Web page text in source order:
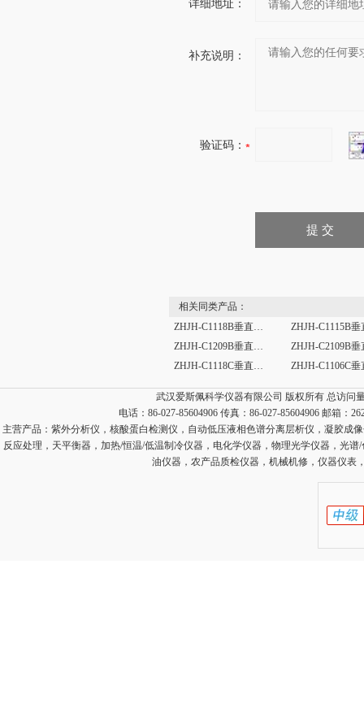
详细地址：
补充说明：
验证码：
相关同类产品：
ZHJH-C1118B垂直流超净工作台
ZHJH-C1209B垂直流超净工作台
ZHJH-C1118C垂直流超净工作台
武汉爱斯佩科学仪器有限公司 版权所有 总访问
电话：86-027-85604906 传真：86-027-85604906 邮箱：
主营产品： 紫外分析仪，核酸蛋白检测仪，自动低压液相色谱分离层析仪，凝胶成
反应处理，天平衡器，加热/恒温/低温制冷仪器，电化学仪器，物理光学仪器，光
油仪器，农产品质检仪器，机械机修，仪器仪表